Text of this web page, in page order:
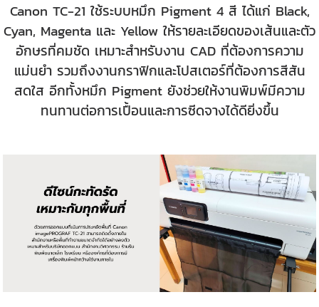
Canon TC-21 ใช้ระบบหมึก Pigment 4 สี ได้แก่ Black,
Cyan, Magenta และ Yellow ให้รายละเอียดของเส้นและตัว
อักษรที่คมชัด เหมาะสำหรับงาน CAD ที่ต้องการความ
แม่นยำ รวมถึงงานกราฟิกและโปสเตอร์ที่ต้องการสีสัน
สดใส อีกทั้งหมึก Pigment ยังช่วยให้งานพิมพ์มีความ
ทนทานต่อการเปื้อนและการซีดจางได้ดียิ่งขึ้น